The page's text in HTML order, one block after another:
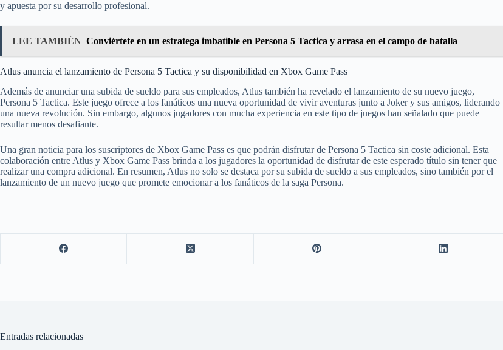
y apuesta por su desarrollo profesional.
LEE TAMBIÉN Conviértete en un estratega imbatible en Persona 5 Tactica y arrasa en el campo de batalla
Atlus anuncia el lanzamiento de Persona 5 Tactica y su disponibilidad en Xbox Game Pass
Además de anunciar una subida de sueldo para sus empleados, Atlus también ha revelado el lanzamiento de su nuevo juego,
Persona 5 Tactica. Este juego ofrece a los fanáticos una nueva oportunidad de vivir aventuras junto a Joker y sus amigos, liderando
una nueva revolución. Sin embargo, algunos jugadores con mucha experiencia en este tipo de juegos han señalado que puede
resultar menos desafiante.
Una gran noticia para los suscriptores de Xbox Game Pass es que podrán disfrutar de Persona 5 Tactica sin coste adicional. Esta
colaboración entre Atlus y Xbox Game Pass brinda a los jugadores la oportunidad de disfrutar de este esperado título sin tener que
realizar una compra adicional. En resumen, Atlus no solo se destaca por su subida de sueldo a sus empleados, sino también por el
lanzamiento de un nuevo juego que promete emocionar a los fanáticos de la saga Persona.
Entradas relacionadas